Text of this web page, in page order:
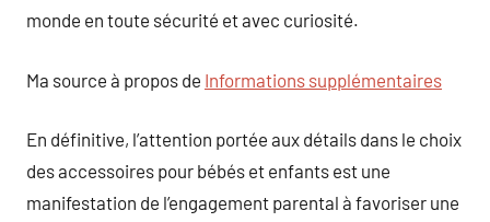
monde en toute sécurité et avec curiosité.
Ma source à propos de Informations supplémentaires
En définitive, l’attention portée aux détails dans le choix
des accessoires pour bébés et enfants est une
manifestation de l’engagement parental à favoriser une